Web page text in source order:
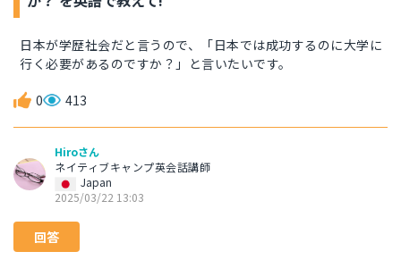
日本が学歴社会だと言うので、「日本では成功するのに大学に
行く必要があるのですか？」と言いたいです。
0 413
Hiroさん
ネイティブキャンプ英会話講師
Japan
2025/03/22 13:03
回答